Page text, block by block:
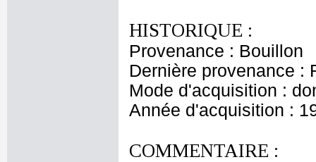
HISTORIQUE :
Provenance : Bouillon
Dernière provenance :
Mode d'acquisition :
Année d'acquisition :
COMMENTAIRE :